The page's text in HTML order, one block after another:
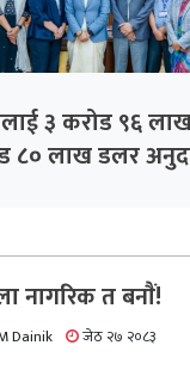
३ करोड ९६
८० लाख डलर
नागरिक त बनाैं!
Dainik जेठ २७ २०८३